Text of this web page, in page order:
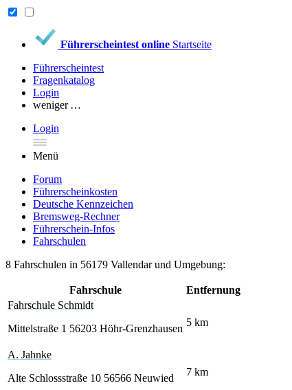
Führerscheintest online Startseite
Führerscheintest
Fragenkatalog
Login
weniger …
Login
Menü
Forum
Führerscheinkosten
Deutsche Kennzeichen
Bremsweg-Rechner
Führerschein-Infos
Fahrschulen
8 Fahrschulen in 56179 Vallendar und Umgebung:
Fahrschule
Entfernung
Fahrschule Schmidt
Mittelstraße 1 56203 Höhr-Grenzhausen
5 km
A. Jahnke
Alte Schlossstraße 10 56566 Neuwied
7 km